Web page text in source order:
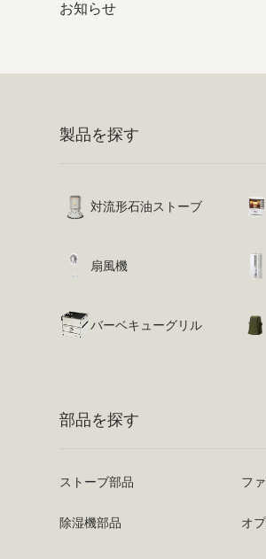
お知らせ
製品を探す
対流形石油ストーブ
扇風機
バーベキューグリル
部品を探す
ストーブ部品 フ
除湿機部品 オ